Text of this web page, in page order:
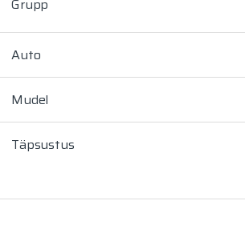
Grupp
Auto
Mudel
Täpsustus